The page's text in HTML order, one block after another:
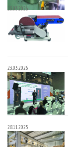
23.03.2026
23.03.2026
28.11.2025